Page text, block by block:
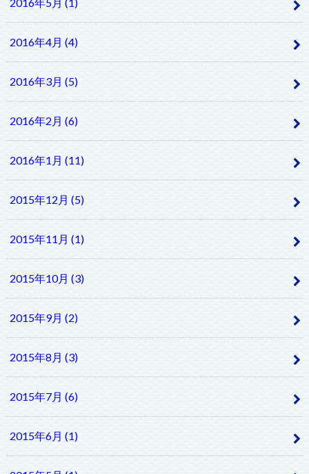
2016年4月 (4)
2016年3月 (5)
2016年2月 (6)
2016年1月 (11)
2015年12月 (5)
2015年11月 (1)
2015年10月 (3)
2015年9月 (2)
2015年8月 (3)
2015年7月 (6)
2015年6月 (1)